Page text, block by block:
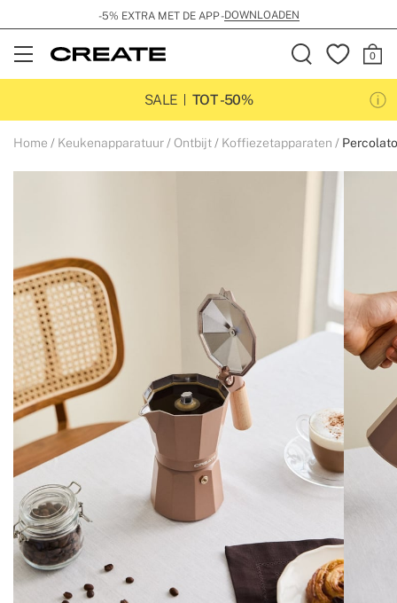
-5% EXTRA MET DE APP -DOWNLOADEN
Open
Menu
SALE
TOT -50%
Home Keukenapparatuur Ontbijt Koffiezetapparaten